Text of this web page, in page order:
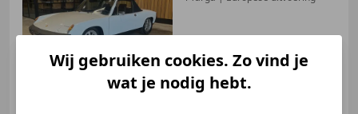
€ 26.950
Wij gebruiken cookies. Zo vind je
wat je nodig hebt.